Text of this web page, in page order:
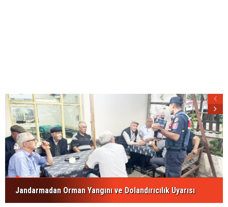
Jandarmadan Orman Yangını ve Dolandırıcılık Uyarısı